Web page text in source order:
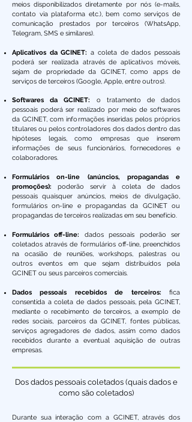
meios disponibilizados diretamente por nós (e-mails,
contato via plataforma etc.), bem como serviços de
comunicação prestados por terceiros (WhatsApp,
Telegram, SMS e similares).
Aplicativos da GCINET: a coleta de dados pessoais
poderá ser realizada através de aplicativos móveis,
sejam de propriedade da GCINET, como apps de
serviços de terceiros (Google, Apple, entre outros).
Softwares da GCINET:
o tratamento de dados
pessoais poderá ser realizado por meio de softwares
da GCINET, com informações inseridas pelos próprios
titulares ou pelos controladores dos dados dentro das
hipóteses legais, como empresas que inserem
informações de seus funcionários, fornecedores e
colaboradores.
Formulários on-line (anúncios, propagandas e
promoções): poderão servir à coleta de dados
pessoais quaisquer anúncios, meios de divulgação,
formulários on-line e propagandas da GCINET ou
propagandas de terceiros realizadas em seu benefício.
Formulários off-line:
dados pessoais poderão ser
coletados através de formulários off-line, preenchidos
na ocasião de reuniões, workshops, palestras ou
outros eventos em que sejam distribuídos pela
GCINET ou seus parceiros comerciais.
Dados pessoais recebidos de terceiros: fica
consentida a coleta de dados pessoais, pela GCINET,
mediante o recebimento de terceiros, a exemplo de
redes sociais, parceiros da GCINET, fontes públicas,
serviços agregadores de dados, assim como dados
recebidos durante a eventual aquisição de outras
empresas.
Dos dados pessoais coletados (quais dados e
como são coletados)
Durante sua interação com a GCINET, através dos